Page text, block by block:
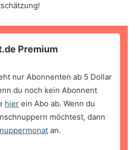
Premium
nur Abonnenten ab 5 Dollar
du noch kein Abonnent
hier ein Abo ab. Wenn du
möchtest, dann
an.